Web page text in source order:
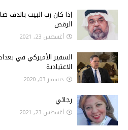
إذا كان رب البيت بالدف
الرقص
أغسطس 23, 2021
السفير الأميركي في
الاعتيادية
ديسمبر 03, 2020
رجائي
أغسطس 23, 2021